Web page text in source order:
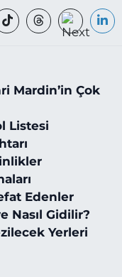
Mardin’in Çok
Listesi
Edenler
Nasıl Gidilir?
Yerleri